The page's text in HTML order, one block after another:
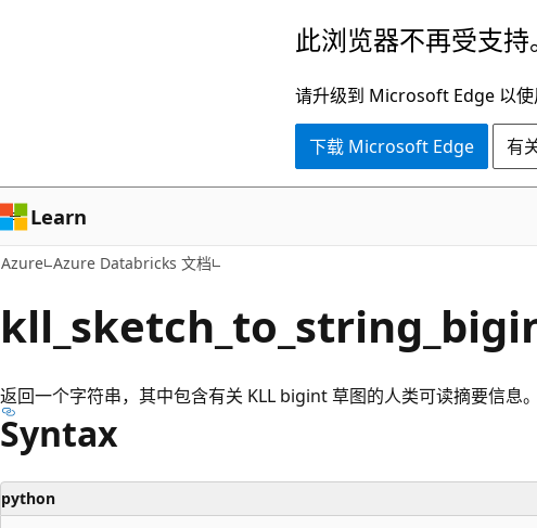
容
此浏览器不再受支持
请升级到 Microsoft Edge 以使
下载 Microsoft Edge 有
Learn
Azure Azure Databricks 文档
返回一个字符串，其中包含有关 KLL bigint 草图的人类可读摘要信息。
Syntax
python